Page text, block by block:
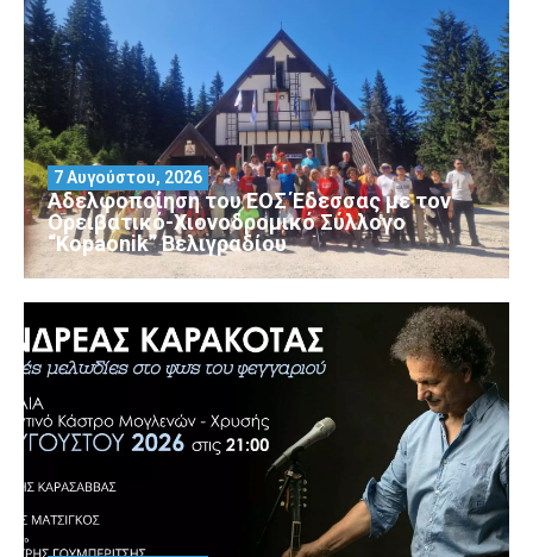
Αδελφοποίηση του ΕΟΣ Έδεσσας με τον
Ορειβατικό-Χιονοδρομικό Σύλλογο
“Kopaonik” Βελιγραδίου
7 Αυγούστου, 2026